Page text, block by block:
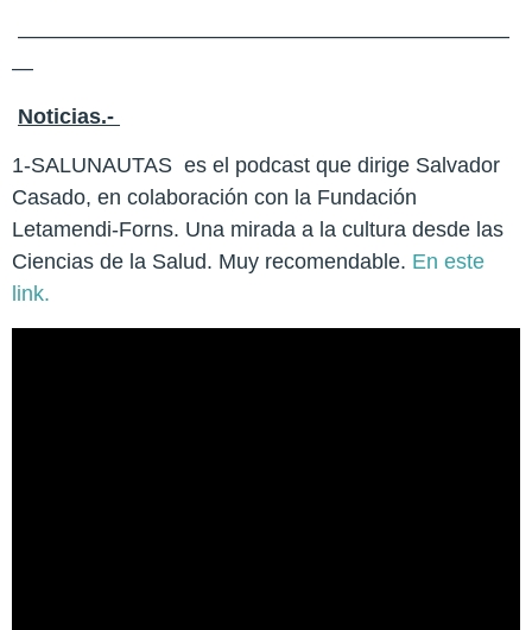
———————————————————————
—
Noticias.-
1-SALUNAUTAS es el podcast que dirige Salvador
Casado, en colaboración con la Fundación
Letamendi-Forns. Una mirada a la cultura desde las
Ciencias de la Salud. Muy recomendable. En este
link.